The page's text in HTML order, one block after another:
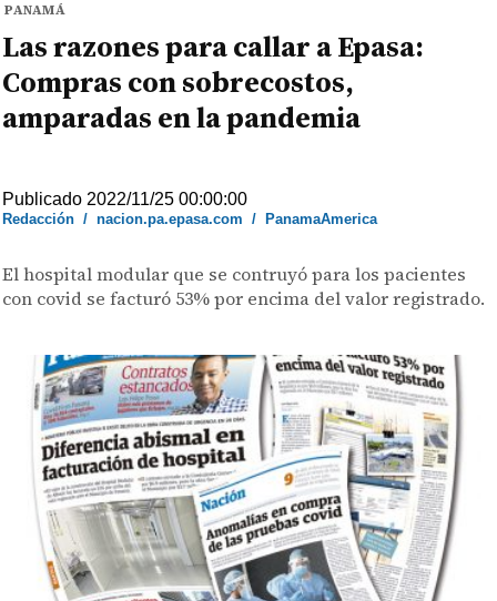
PANAMÁ
Las razones para callar a Epasa:
Compras con sobrecostos,
amparadas en la pandemia
Publicado 2022/11/25 00:00:00
Redacción /nacion.pa.epasa.com / PanamaAmerica
El hospital modular que se contruyó para los pacientes
con covid se facturó 53% por encima del valor registrado.